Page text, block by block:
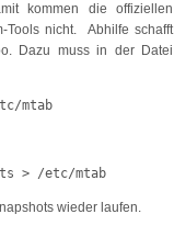
kommen die offiziellen
Tools nicht. Abhilfe schafft
Dazu muss in der Datei
mtab
> /etc/mtab
wieder laufen.